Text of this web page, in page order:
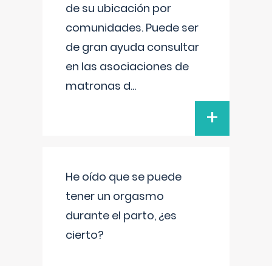
de su ubicación por
comunidades. Puede ser
de gran ayuda consultar
en las asociaciones de
matronas d...
+
He oído que se puede
tener un orgasmo
durante el parto, ¿es
cierto?